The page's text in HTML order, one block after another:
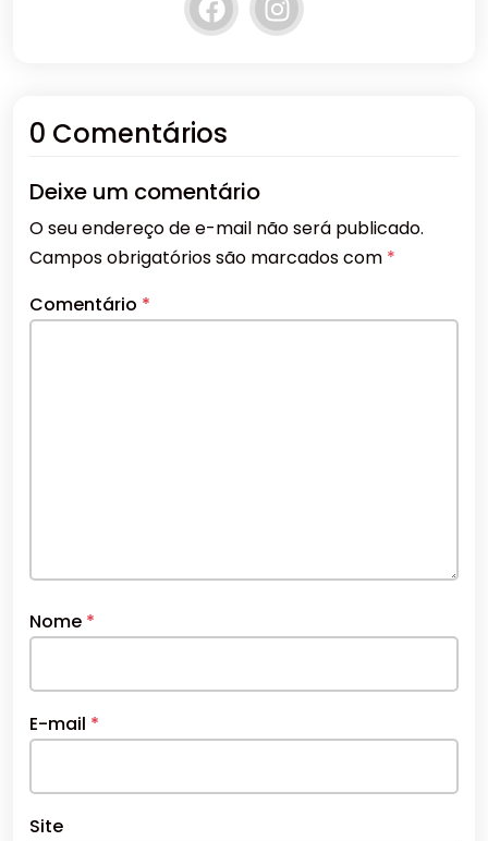
0 Comentários
Deixe um comentário
O seu endereço de e-mail não será publicado.
Campos obrigatórios são marcados com *
Comentário *
Nome *
E-mail *
Site